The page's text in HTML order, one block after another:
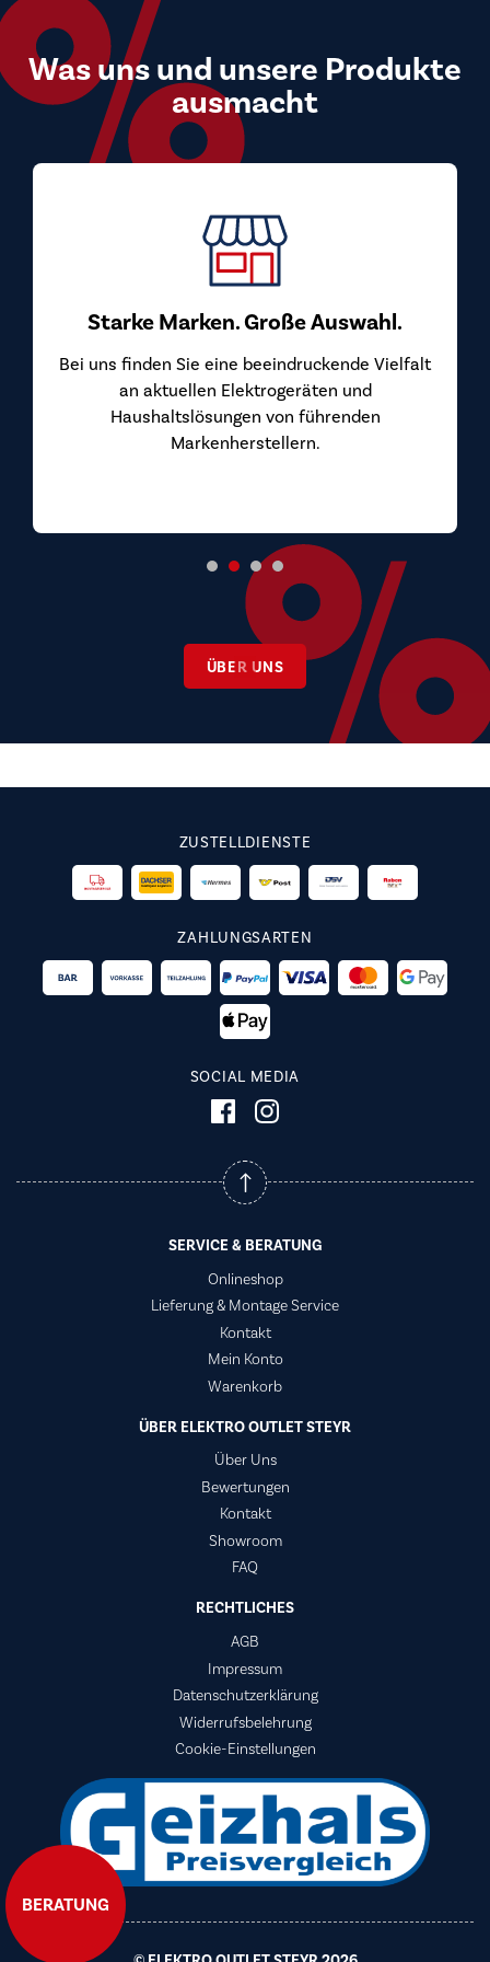
BERATUNG
Was uns und unsere Produkte
ausmacht
Top Preis-Leistungs-Verhältnis
Bei uns kaufen Sie Markengeräte zu Preisen, die
überzeugen. Wir beziehen unsere Geräte direkt
Sie weiter.
ÜBER UNS
ZUSTELLDIENSTE
ZAHLUNGSARTEN
SOCIAL MEDIA
SERVICE & BERATUNG
Onlineshop
Lieferung & Montage Service
Kontakt
Mein Konto
Warenkorb
ÜBER ELEKTRO OUTLET STEYR
Über Uns
Bewertungen
Kontakt
Showroom
FAQ
RECHTLICHES
AGB
Impressum
Datenschutzerklärung
Widerrufsbelehrung
Cookie-Einstellungen